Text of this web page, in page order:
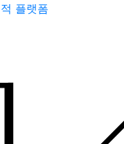
플랫폼